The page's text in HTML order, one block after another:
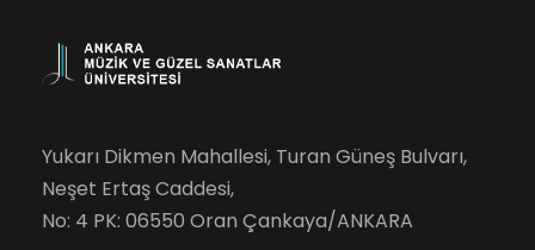
Yukarı Dikmen Mahallesi, Turan Güneş Bulvarı,
Neşet Ertaş Caddesi,
No: 4 PK: 06550 Oran Çankaya/ANKARA